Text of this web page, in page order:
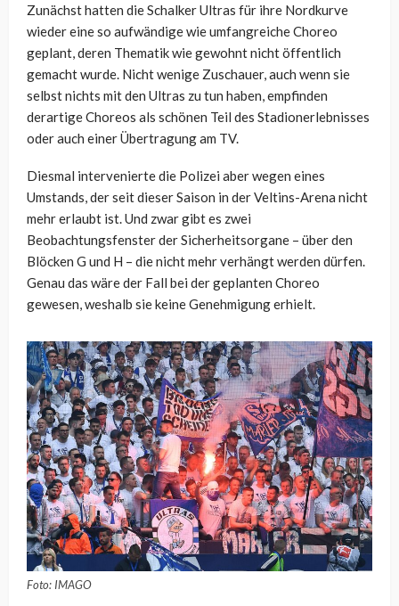
Zunächst hatten die Schalker Ultras für ihre Nordkurve
wieder eine so aufwändige wie umfangreiche Choreo
geplant, deren Thematik wie gewohnt nicht öffentlich
gemacht wurde. Nicht wenige Zuschauer, auch wenn sie
selbst nichts mit den Ultras zu tun haben, empfinden
derartige Choreos als schönen Teil des Stadionerlebnisses
oder auch einer Übertragung am TV.
Diesmal intervenierte die Polizei aber wegen eines
Umstands, der seit dieser Saison in der Veltins-Arena nicht
mehr erlaubt ist. Und zwar gibt es zwei
Beobachtungsfenster der Sicherheitsorgane – über den
Blöcken G und H – die nicht mehr verhängt werden dürfen.
Genau das wäre der Fall bei der geplanten Choreo
gewesen, weshalb sie keine Genehmigung erhielt.
Foto: IMAGO